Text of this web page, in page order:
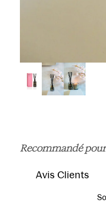
Recommandé
Avis Clients